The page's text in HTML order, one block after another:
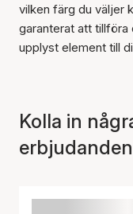
vilken färg du väljer
garanterat att tillföra
upplyst element till
Kolla in